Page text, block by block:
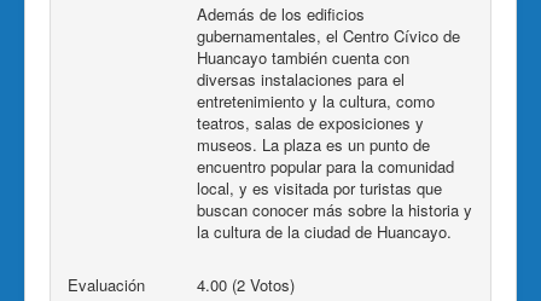
Además de los edificios
gubernamentales, el Centro Cívico de
Huancayo también cuenta con
diversas instalaciones para el
entretenimiento y la cultura, como
teatros, salas de exposiciones y
museos. La plaza es un punto de
encuentro popular para la comunidad
local, y es visitada por turistas que
buscan conocer más sobre la historia y
la cultura de la ciudad de Huancayo.
Evaluación
4.00 (2 Votos)